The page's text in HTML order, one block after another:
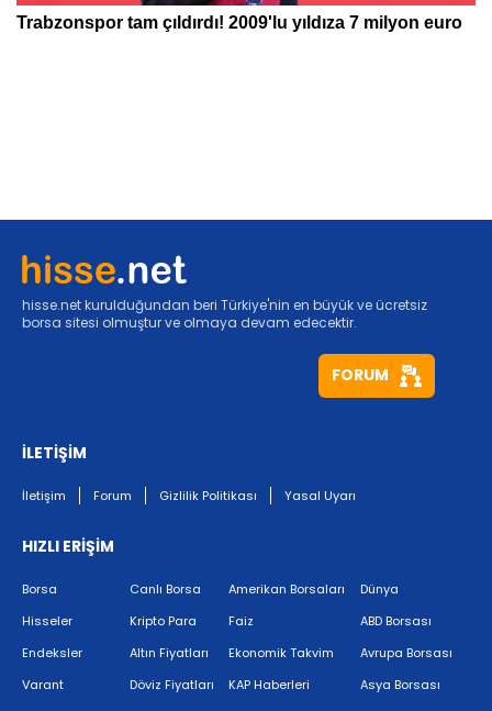
hisse.net kurulduğundan beri Türkiye'nin en büyük ve ücretsiz
borsa sitesi olmuştur ve olmaya devam edecektir.
FORUM
İLETİŞİM
İletişim Forum Gizlilik Politikası Yasal Uyarı
HIZLI ERİŞİM
Borsa
Hisseler
Endeksler
Varant
Canlı Borsa
Kripto Para
Altın Fiyatları
Döviz Fiyatları
Amerikan Borsaları
Faiz
Ekonomik Takvim
KAP Haberleri
Dünya
ABD Borsası
Avrupa Borsası
Asya Borsası